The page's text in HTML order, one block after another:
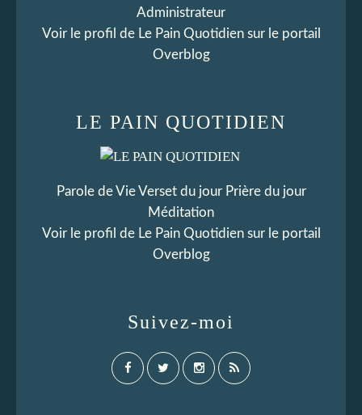
LE PAIN QUOTIDIEN
Parole de Vie Verset du jour Prière du jour
Méditation
Voir le profil de Le Pain Quotidiensur le portail
Overblog
Suivez-moi
Administrateur
Voir le profil de Le Pain Quotidiensur le portail
Overblog